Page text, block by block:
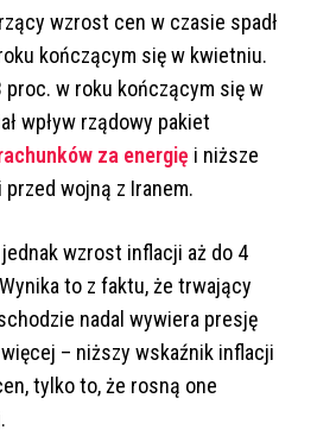
wzrost cen w czasie spadł
kończącym się w kwietniu.
proc. w roku kończącym się w
wpływ rządowy pakiet
za energię i niższe
wojną z Iranem.
wzrost inflacji aż do 4
to z faktu, że trwający
nadal wywiera presję
– niższy wskaźnik inflacji
tylko to, że rosną one